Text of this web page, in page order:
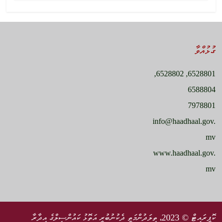
ގުޅުއްވާ
6528801, 6528802,
6588804
7978801
info@haadhaal.gov.
mv
www.haadhaal.gov.
mv
ކޮޕީރައިޓް © 2023، ތިލަދުންމަތީ ދެކުނުބުރީ އަތޮޅު ކައުންސިލްގެ އިދާރާ